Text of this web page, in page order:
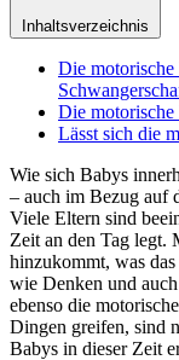
Inhaltsverzeichnis
Die
Die
Lässt sich die
Wie sich Babys
– auch im Bezug auf
Viele Eltern sind
Zeit an den Tag legt.
hinzukommt, was
wie Denken und
ebenso die
Dingen greifen, sind
Babys in dieser Zeit